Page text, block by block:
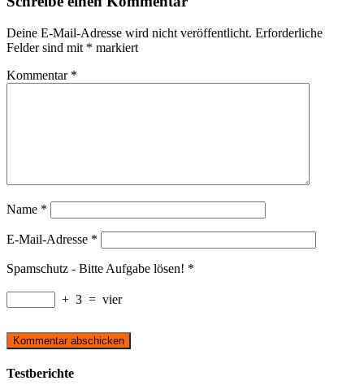
Deine E-Mail-Adresse wird nicht veröffentlicht. Erforderliche
Felder sind mit * markiert
Kommentar *
Name *
E-Mail-Adresse *
Spamschutz - Bitte Aufgabe lösen! *
+ 3 = vier
Testberichte